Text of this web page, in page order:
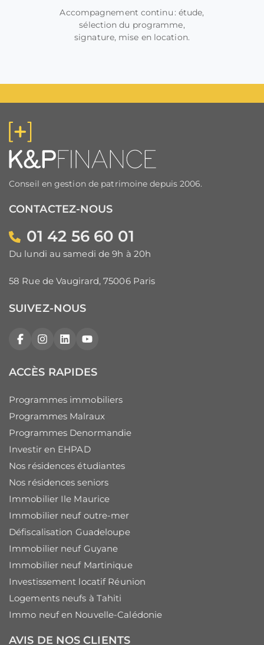
Accompagnement continu : étude,
sélection du programme,
signature, mise en location.
Conseil en gestion de patrimoine depuis 2006.
CONTACTEZ-NOUS
01 42 56 60 01
Du lundi au samedi de 9h à 20h
58 Rue de Vaugirard, 75006 Paris
SUIVEZ-NOUS
FacebookInstagram
LinkedInYouTube
ACCÈS RAPIDES
Programmes immobiliers
Programmes Malraux
Programmes Denormandie
Investir en EHPAD
Nos résidences étudiantes
Nos résidences seniors
Immobilier Ile Maurice
Immobilier neuf outre-mer
Défiscalisation Guadeloupe
Immobilier neuf Guyane
Immobilier neuf Martinique
Investissement locatif Réunion
Logements neufs à Tahiti
Immo neuf en Nouvelle-Calédonie
AVIS DE NOS CLIENTS